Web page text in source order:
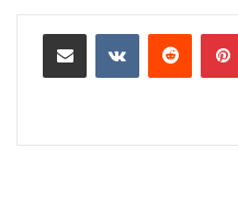
بينتيريست
مشاركة عبر البريد